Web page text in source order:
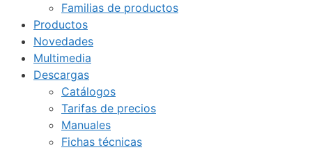
Familias de productos
Productos
Novedades
Multimedia
Descargas
Catálogos
Tarifas de precios
Manuales
Fichas técnicas